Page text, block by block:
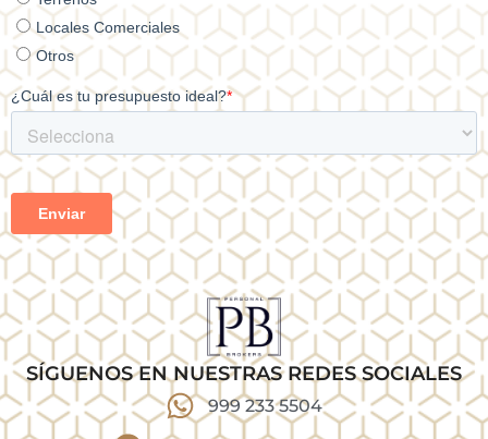
SÍGUENOS EN NUESTRAS REDES SOCIALES
999 233 5504